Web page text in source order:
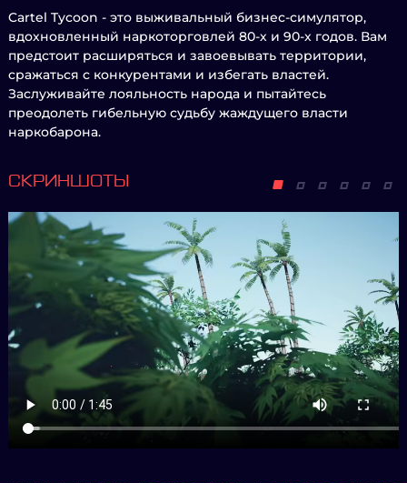
Cartel Tycoon - это выживальный бизнес-симулятор,
вдохновленный наркоторговлей 80-х и 90-х годов. Вам
предстоит расширяться и завоевывать территории,
сражаться с конкурентами и избегать властей.
Заслуживайте лояльность народа и пытайтесь
преодолеть гибельную судьбу жаждущего власти
наркобарона.
СКРИНШОТЫ